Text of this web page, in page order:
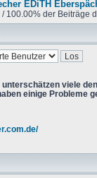
EDiTH
/ 100.00% der Beiträge
viele
einige Probleme